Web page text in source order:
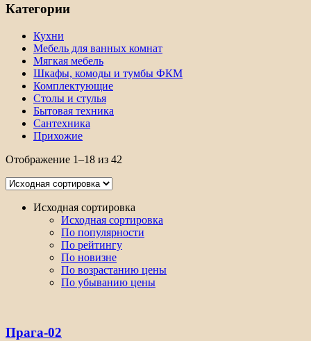
Категории
Кухни
Мебель для ванных комнат
Мягкая мебель
Шкафы, комоды и тумбы ФКМ
Комплектующие
Столы и стулья
Бытовая техника
Сантехника
Прихожие
Отображение 1–18 из 42
Исходная сортировка
Исходная сортировка
По популярности
По рейтингу
По новизне
По возрастанию цены
По убыванию цены
Прага-02